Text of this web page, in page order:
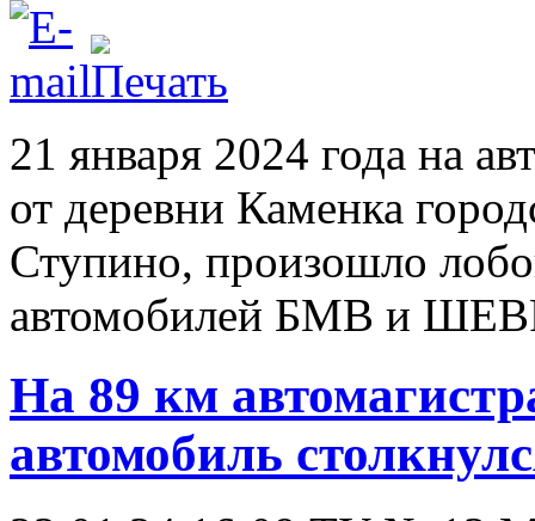
21 января 2024 года на
от деревни Каменка
Ступино, произошло
автомобилей БМВ и
На 89 км
автомобиль